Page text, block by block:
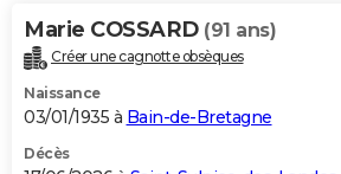
Alimentation
Guide de la santé
Maladies
Médicaments
Sommeil
VOYAGE
Destinations
City break
Voyage nature
Voyage de noces
Forum
Climat
+PHOTO
GUIDES D'ACHAT
BONS PLANS
Marie COSSARD (91 ans)
Créer une cagnotte obsèques
Naissance
03/01/1935 à Bain-de-Bretagne
Décès